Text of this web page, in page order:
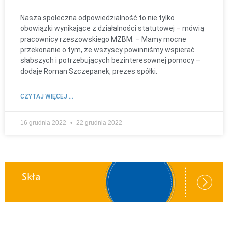
Nasza społeczna odpowiedzialność to nie tylko
obowiązki wynikające z działalności statutowej – mówią
pracownicy rzeszowskiego MZBM. – Mamy mocne
przekonanie o tym, że wszyscy powinniśmy wspierać
słabszych i potrzebujących bezinteresownej pomocy –
dodaje Roman Szczepanek, prezes spółki.
CZYTAJ WIĘCEJ ...
16 grudnia 2022 22 grudnia 2022